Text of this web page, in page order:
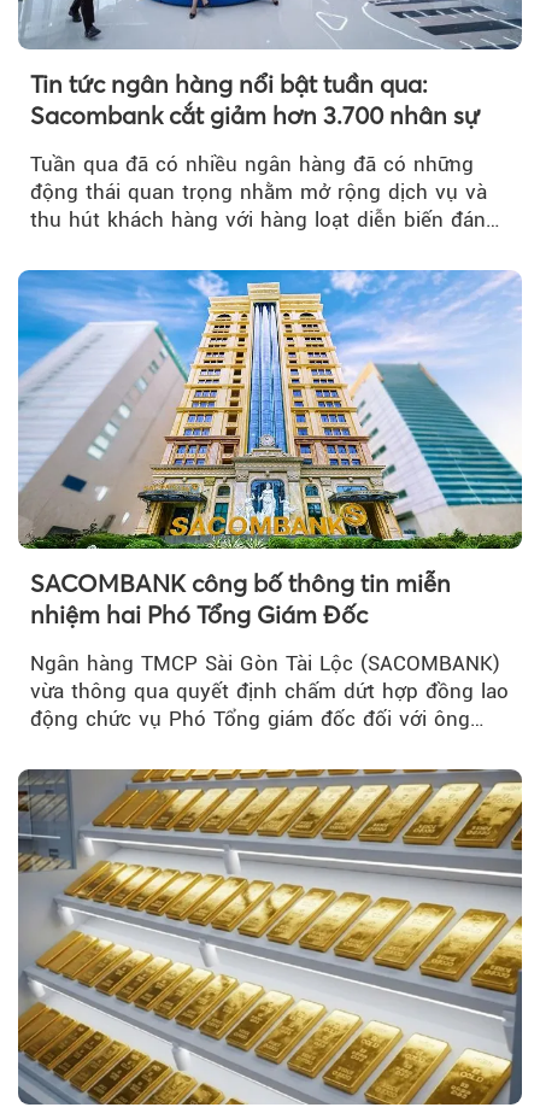
Tin tức ngân hàng nổi bật tuần qua:
Sacombank cắt giảm hơn 3.700 nhân sự
Tuần qua đã có nhiều ngân hàng đã có những
động thái quan trọng nhằm mở rộng dịch vụ và
thu hút khách hàng với hàng loạt diễn biến đáng
SACOMBANK công bố thông tin miễn
nhiệm hai Phó Tổng Giám Đốc
Ngân hàng TMCP Sài Gòn Tài Lộc (SACOMBANK)
vừa thông qua quyết định chấm dứt hợp đồng lao
động chức vụ Phó Tổng giám đốc đối với ông